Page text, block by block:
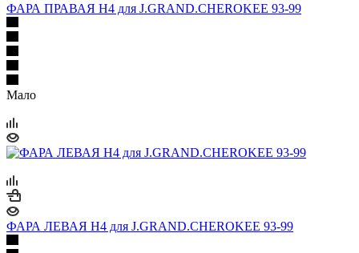
ФАРА ПРАВАЯ H4 для J.GRAND.CHEROKEE 93-99
Мало
ФАРА ЛЕВАЯ H4 для J.GRAND.CHEROKEE 93-99